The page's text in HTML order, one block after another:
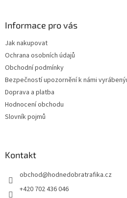
Informace pro vás
Jak nakupovat
Ochrana osobních údajů
Obchodní podmínky
Bezpečností upozornění k námi
Doprava a platba
Hodnocení obchodu
Slovník pojmů
Kontakt
obchod@hodnedobratrafika.cz
+420 702 436 046